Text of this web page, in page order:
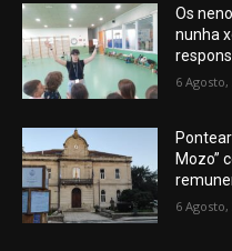
Os
nunha
6 Agosto,
Mozo”
6 Agosto,